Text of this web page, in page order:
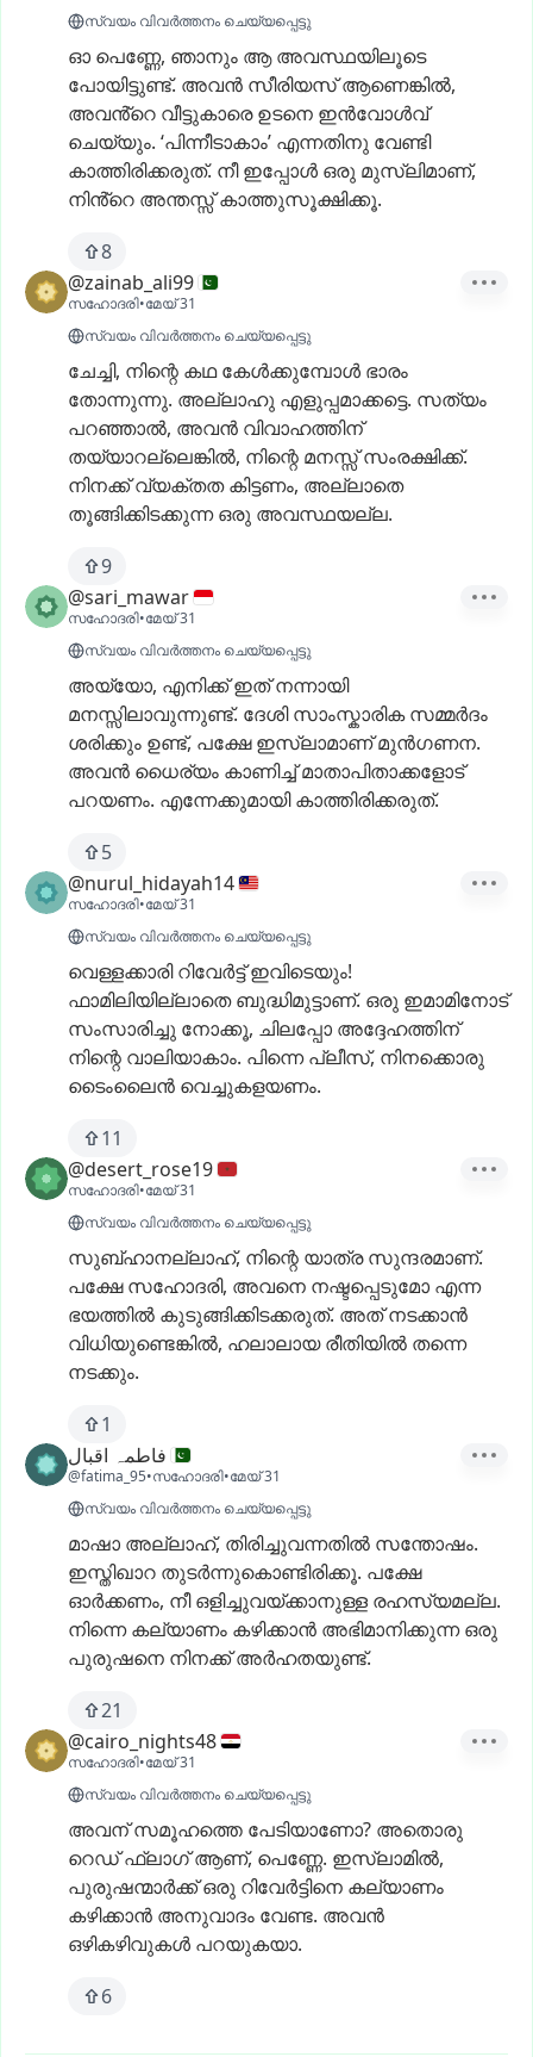
സ്വയം വിവർത്തനം ചെയ്യപ്പെട്ടു
ഓ പെണ്ണേ, ഞാനും ആ അവസ്ഥയിലൂടെ
പോയിട്ടുണ്ട്. അവൻ സീരിയസ് ആണെങ്കിൽ,
അവൻ്റെ വീട്ടുകാരെ ഉടനെ ഇൻവോൾവ്
ചെയ്യും. ‘പിന്നീടാകാം’ എന്നതിനു വേണ്ടി
കാത്തിരിക്കരുത്. നീ ഇപ്പോൾ ഒരു മുസ്ലിമാണ്,
നിൻ്റെ അന്തസ്സ് കാത്തുസൂക്ഷിക്കൂ.
8
@zainab_ali99
സഹോദരി•മേയ് 31
സ്വയം വിവർത്തനം ചെയ്യപ്പെട്ടു
ചേച്ചി, നിന്റെ കഥ കേൾക്കുമ്പോൾ ഭാരം
തോന്നുന്നു. അല്ലാഹു എളുപ്പമാക്കട്ടെ. സത്യം
പറഞ്ഞാൽ, അവൻ വിവാഹത്തിന്
തയ്യാറല്ലെങ്കിൽ, നിന്റെ മനസ്സ് സംരക്ഷിക്ക്.
നിനക്ക് വ്യക്തത കിട്ടണം, അല്ലാതെ
തൂങ്ങിക്കിടക്കുന്ന ഒരു അവസ്ഥയല്ല.
9
@sari_mawar
സഹോദരി•മേയ് 31
സ്വയം വിവർത്തനം ചെയ്യപ്പെട്ടു
അയ്യോ, എനിക്ക് ഇത് നന്നായി
മനസ്സിലാവുന്നുണ്ട്. ദേശി സാംസ്കാരിക സമ്മർദം
ശരിക്കും ഉണ്ട്, പക്ഷേ ഇസ്ലാമാണ് മുൻഗണന.
അവൻ ധൈര്യം കാണിച്ച് മാതാപിതാക്കളോട്
പറയണം. എന്നേക്കുമായി കാത്തിരിക്കരുത്.
5
@nurul_hidayah14
സഹോദരി•മേയ് 31
സ്വയം വിവർത്തനം ചെയ്യപ്പെട്ടു
വെള്ളക്കാരി റിവേർട്ട് ഇവിടെയും!
ഫാമിലിയില്ലാതെ ബുദ്ധിമുട്ടാണ്. ഒരു ഇമാമിനോട്
സംസാരിച്ചു നോക്കൂ, ചിലപ്പോ അദ്ദേഹത്തിന്
നിന്റെ വാലിയാകാം. പിന്നെ പ്ലീസ്, നിനക്കൊരു
ടൈംലൈൻ വെച്ചുകളയണം.
11
@desert_rose19
സഹോദരി•മേയ് 31
സ്വയം വിവർത്തനം ചെയ്യപ്പെട്ടു
സുബ്ഹാനല്ലാഹ്, നിന്റെ യാത്ര സുന്ദരമാണ്.
പക്ഷേ സഹോദരി, അവനെ നഷ്ടപ്പെടുമോ എന്ന
ഭയത്തിൽ കുടുങ്ങിക്കിടക്കരുത്. അത് നടക്കാൻ
വിധിയുണ്ടെങ്കിൽ, ഹലാലായ രീതിയിൽ തന്നെ
നടക്കും.
1
فاطمہ اقبال
@fatima_95•സഹോദരി•മേയ് 31
സ്വയം വിവർത്തനം ചെയ്യപ്പെട്ടു
മാഷാ അല്ലാഹ്, തിരിച്ചുവന്നതിൽ സന്തോഷം.
ഇസ്തിഖാറ തുടർന്നുകൊണ്ടിരിക്കൂ. പക്ഷേ
ഓർക്കണം, നീ ഒളിച്ചുവയ്ക്കാനുള്ള രഹസ്യമല്ല.
നിന്നെ കല്യാണം കഴിക്കാൻ അഭിമാനിക്കുന്ന ഒരു
പുരുഷനെ നിനക്ക് അർഹതയുണ്ട്.
21
@cairo_nights48
സഹോദരി•മേയ് 31
സ്വയം വിവർത്തനം ചെയ്യപ്പെട്ടു
അവന് സമൂഹത്തെ പേടിയാണോ? അതൊരു
റെഡ് ഫ്ലാഗ് ആണ്, പെണ്ണേ. ഇസ്ലാമിൽ,
പുരുഷന്മാർക്ക് ഒരു റിവേർട്ടിനെ കല്യാണം
കഴിക്കാൻ അനുവാദം വേണ്ട. അവൻ
ഒഴികഴിവുകൾ പറയുകയാ.
6